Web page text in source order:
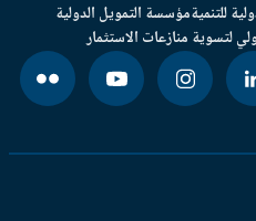
مؤسسة التمويل الدولية
لتسوية منازعات الاستثمار